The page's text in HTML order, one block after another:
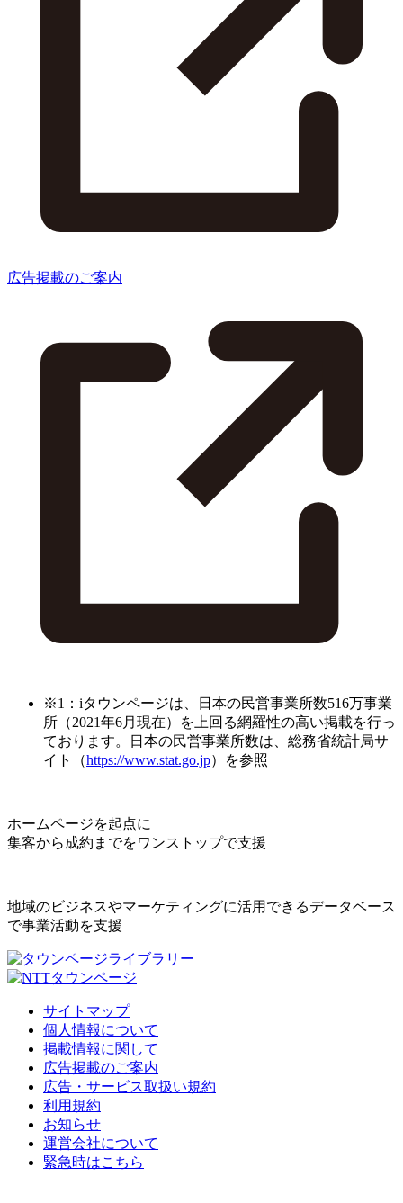
広告掲載のご案内
※1：iタウンページは、日本の民営事業所数516万事業
所（2021年6月現在）を上回る網羅性の高い掲載を行っ
ております。日本の民営事業所数は、総務省統計局サ
イト（https://www.stat.go.jp）を参照
ホームページを起点に
集客から成約までをワンストップで支援
地域のビジネスやマーケティングに活用できるデータベース
で事業活動を支援
サイトマップ
個人情報について
掲載情報に関して
広告掲載のご案内
広告・サービス取扱い規約
利用規約
お知らせ
運営会社について
緊急時はこちら